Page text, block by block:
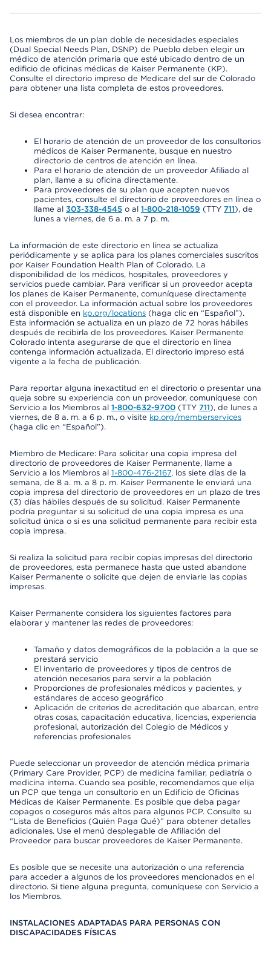
Los miembros de un plan doble de necesidades especiales
(Dual Special Needs Plan, DSNP) de Pueblo deben elegir un
médico de atención primaria que esté ubicado dentro de un
edificio de oficinas médicas de Kaiser Permanente (KP).
Consulte el directorio impreso de Medicare del sur de Colorado
para obtener una lista completa de estos proveedores.
Si desea encontrar:
El horario de atención de un proveedor de los consultorios
médicos de Kaiser Permanente, busque en nuestro
directorio de centros de atención en línea.
Para el horario de atención de un proveedor Afiliado al
plan, llame a su oficina directamente.
Para proveedores de su plan que acepten nuevos
pacientes, consulte el directorio de proveedores en línea o
llame al 303-338-4545 o al 1-800-218-1059 (TTY 711), de
lunes a viernes, de 6 a. m. a 7 p. m.
La información de este directorio en línea se actualiza
periódicamente y se aplica para los planes comerciales suscritos
por Kaiser Foundation Health Plan of Colorado. La
disponibilidad de los médicos, hospitales, proveedores y
servicios puede cambiar. Para verificar si un proveedor acepta
los planes de Kaiser Permanente, comuníquese directamente
con el proveedor. La información actual sobre los proveedores
está disponible en kp.org/locations (haga clic en “Español”).
Esta información se actualiza en un plazo de 72 horas hábiles
después de recibirla de los proveedores. Kaiser Permanente
Colorado intenta asegurarse de que el directorio en línea
contenga información actualizada. El directorio impreso está
vigente a la fecha de publicación.
Para reportar alguna inexactitud en el directorio o presentar una
queja sobre su experiencia con un proveedor, comuníquese con
Servicio a los Miembros al 1-800-632-9700 (TTY 711), de lunes a
viernes, de 8 a. m. a 6 p. m., o visite kp.org/memberservices
(haga clic en “Español”).
Miembro de Medicare: Para solicitar una copia impresa del
directorio de proveedores de Kaiser Permanente, llame a
Servicio a los Miembros al 1-800-476-2167, los siete días de la
semana, de 8 a. m. a 8 p. m. Kaiser Permanente le enviará una
copia impresa del directorio de proveedores en un plazo de tres
(3) días hábiles después de su solicitud. Kaiser Permanente
podría preguntar si su solicitud de una copia impresa es una
solicitud única o si es una solicitud permanente para recibir esta
copia impresa.
Si realiza la solicitud para recibir copias impresas del directorio
de proveedores, esta permanece hasta que usted abandone
Kaiser Permanente o solicite que dejen de enviarle las copias
impresas.
Kaiser Permanente considera los siguientes factores para
elaborar y mantener las redes de proveedores:
Tamaño y datos demográficos de la población a la que se
prestará servicio
El inventario de proveedores y tipos de centros de
atención necesarios para servir a la población
Proporciones de profesionales médicos y pacientes, y
estándares de acceso geográfico
Aplicación de criterios de acreditación que abarcan, entre
otras cosas, capacitación educativa, licencias, experiencia
profesional, autorización del Colegio de Médicos y
referencias profesionales
Puede seleccionar un proveedor de atención médica primaria
(Primary Care Provider, PCP) de medicina familiar, pediatría o
medicina interna. Cuando sea posible, recomendamos que elija
un PCP que tenga un consultorio en un Edificio de Oficinas
Médicas de Kaiser Permanente. Es posible que deba pagar
copagos o coseguros más altos para algunos PCP. Consulte su
“Lista de Beneficios (Quién Paga Qué)” para obtener detalles
adicionales. Use el menú desplegable de Afiliación del
Proveedor para buscar proveedores de Kaiser Permanente.
Es posible que se necesite una autorización o una referencia
para acceder a algunos de los proveedores mencionados en el
directorio. Si tiene alguna pregunta, comuníquese con Servicio a
los Miembros.
INSTALACIONES ADAPTADAS PARA PERSONAS CON
DISCAPACIDADES FÍSICAS